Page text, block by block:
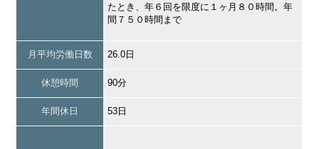
たとき、年６回を限度に１ヶ月８０時間。年
間７５０時間まで
月平均労働日数 26.0日
休憩時間 90分
年間休日 53日